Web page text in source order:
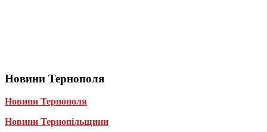
Новини Тернополя
Новини Тернополя
Новини Тернопільщини